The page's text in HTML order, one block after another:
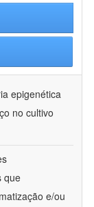
epigenética
no cultivo
que
e/ou